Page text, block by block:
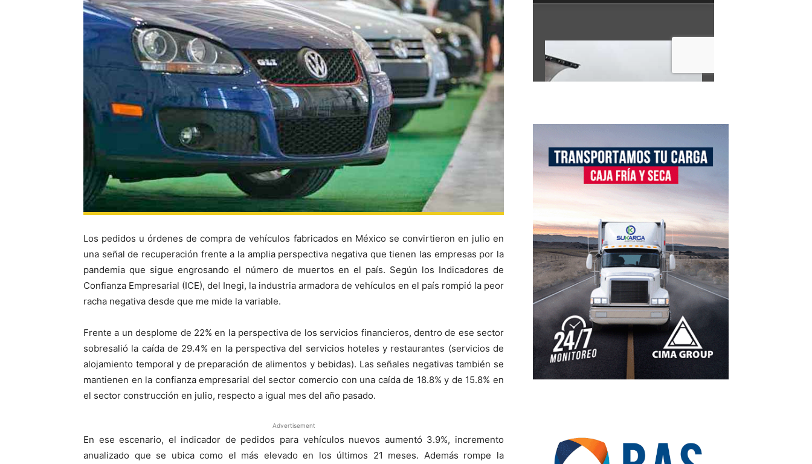
Los pedidos u órdenes de compra de vehículos fabricados en México se convirtieron en julio en
una señal de recuperación frente a la amplia perspectiva negativa que tienen las empresas por la
pandemia que sigue engrosando el número de muertos en el país. Según los Indicadores de
Confianza Empresarial (ICE), del Inegi, la industria armadora de vehículos en el país rompió la peor
racha negativa desde que me mide la variable.
Frente a un desplome de 22% en la perspectiva de los servicios financieros, dentro de ese sector
sobresalió la caída de 29.4% en la perspectiva del servicios hoteles y restaurantes (servicios de
alojamiento temporal y de preparación de alimentos y bebidas). Las señales negativas también se
mantienen en la confianza empresarial del sector comercio con una caída de 18.8% y de 15.8% en
el sector construcción en julio, respecto a igual mes del año pasado.
Advertisement
En ese escenario, el indicador de pedidos para vehículos nuevos aumentó 3.9%, incremento
anualizado que se ubica como el más elevado en los últimos 21 meses. Además rompe la